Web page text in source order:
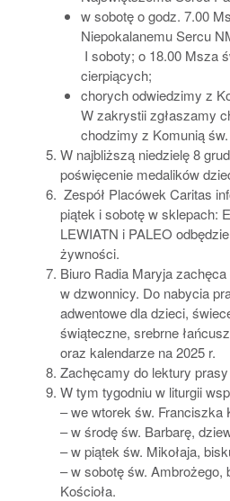
w sobotę o godz. 7.00
Niepokalanemu Sercu
I soboty; o 18.00 Msza
cierpiących;
chorych odwiedzimy z
W zakrystii zgłaszamy
chodzimy z Komunią
W najbliższą niedzielę 8
poświęcenie medalików
Zespół Placówek Caritas
piątek i sobotę w sklepach:
LEWIATN i PALEO
żywności.
Biuro Radia Maryja
w dzwonnicy. Do nabycia
adwentowe dla dzieci,
świąteczne, srebrne
oraz kalendarze na 2025 r.
Zachęcamy do lektury
W tym tygodniu w liturgii
– we wtorek św. Franciszka
– w środę św. Barbarę,
– w piątek św. Mikołaja,
– w sobotę św. Ambrożego,
Kościoła.